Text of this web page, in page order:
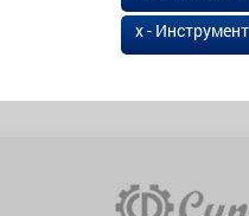
х - Инструмент